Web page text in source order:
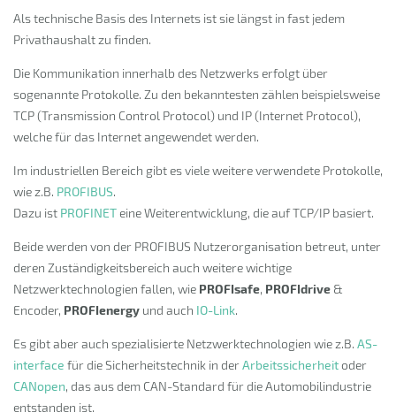
Als technische Basis des Internets ist sie längst in fast jedem
Privathaushalt zu finden.
Die Kommunikation innerhalb des Netzwerks erfolgt über
sogenannte Protokolle. Zu den bekanntesten zählen beispielsweise
TCP (Transmission Control Protocol) und IP (Internet Protocol),
welche für das Internet angewendet werden.
Im industriellen Bereich gibt es viele weitere verwendete Protokolle,
wie z.B. PROFIBUS.
Dazu ist PROFINETeine Weiterentwicklung, die auf TCP/IP basiert.
Beide werden von der PROFIBUS Nutzerorganisation betreut, unter
deren Zuständigkeitsbereich auch weitere wichtige
Netzwerktechnologien fallen, wie PROFIsafe, PROFIdrive &
Encoder, PROFIenergy und auch IO-Link.
Es gibt aber auch spezialisierte Netzwerktechnologien wie z.B. AS-
interface für die Sicherheitstechnik in derArbeitssicherheitoder
CANopen, das aus dem CAN-Standard für die Automobilindustrie
entstanden ist.